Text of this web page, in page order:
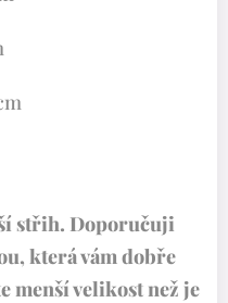
střih. Doporučuji
která vám dobře
menší velikost než je